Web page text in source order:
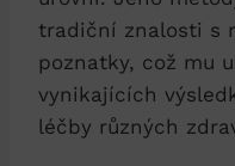
tradiční znalosti s
poznatky, což mu
vynikajících
léčby různých